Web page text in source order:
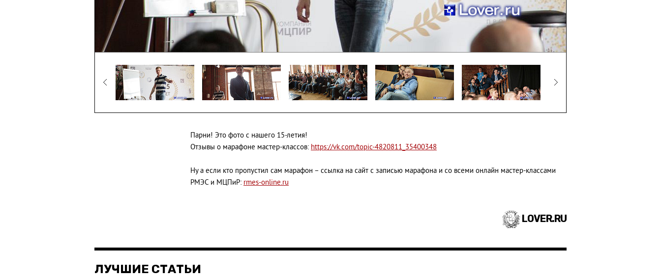
Парни! Это фото с нашего 15-летия!
Отзывы о марафоне мастер-классов: https://vk.com/topic-4820811_35400348
Ну а если кто пропустил сам марафон – ссылка на сайт с записью марафона и со всеми онлайн мастер-классами
РМЭС и МЦПиР: rmes-online.ru
LOVER.RU
ЛУЧШИЕ СТАТЬИ